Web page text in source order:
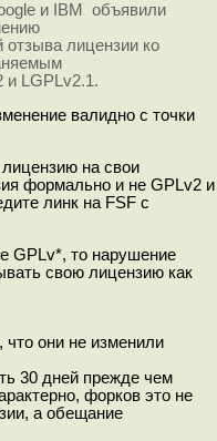
и IBM объявили
лицензии ко
и LGPLv2.1.
валидно с точки
на свои
формально и не GPLv2 и
линк на FSF с
GPLv*, то нарушение
свою лицензию как
они не изменили
30 дней прежде чем
форков это не
а обещание